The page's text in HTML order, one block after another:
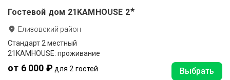
Гостевой дом 21KAMHOUSE 2★
Елизовский район
Стандарт 2 местный
21KAMHOUSE: проживание
от 6 000 ₽ для 2 гостей Выбрать